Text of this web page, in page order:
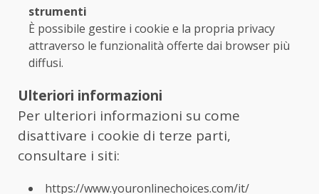
strumenti
È possibile gestire i cookie e la propria privacy
attraverso le funzionalità offerte dai browser più
diffusi.
Ulteriori informazioni
Per ulteriori informazioni su come
disattivare i cookie di terze parti,
consultare i siti:
https://www.youronlinechoices.com/it/